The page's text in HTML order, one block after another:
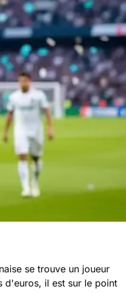
se trouve un joueur
d'euros, il est sur le point